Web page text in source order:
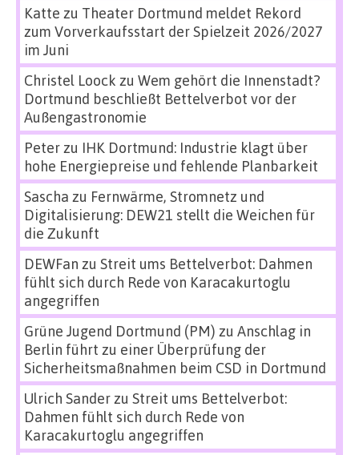
Katte zu Theater Dortmund meldet Rekord
zum Vorverkaufsstart der Spielzeit 2026/2027
im Juni
Christel Loock zu Wem gehört die Innenstadt?
Dortmund beschließt Bettelverbot vor der
Außengastronomie
Peterzu IHK Dortmund: Industrie klagt über
hohe Energiepreise und fehlende Planbarkeit
Sascha zu Fernwärme, Stromnetz und
Digitalisierung: DEW21 stellt die Weichen für
die Zukunft
DEWFan zu Streit ums Bettelverbot: Dahmen
fühlt sich durch Rede von Karacakurtoglu
angegriffen
Grüne Jugend Dortmund (PM) zu Anschlag in
Berlin führt zu einer Überprüfung der
Sicherheitsmaßnahmen beim CSD in Dortmund
Ulrich Sanderzu Streit ums Bettelverbot:
Dahmen fühlt sich durch Rede von
Karacakurtoglu angegriffen